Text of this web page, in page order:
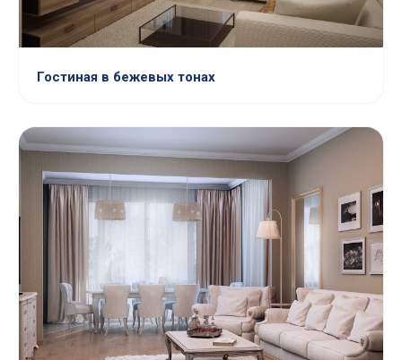
Гостиная в бежевых тонах